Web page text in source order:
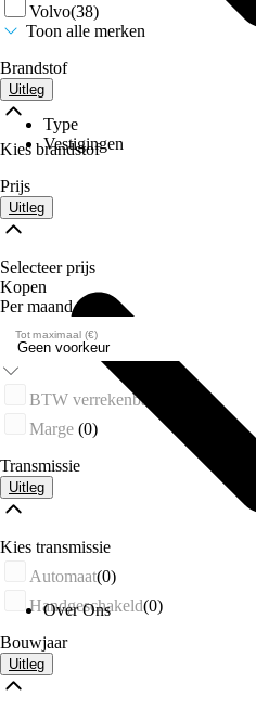
Type
Vestigingen
Over Ons
Volvo(38)
Toon alle merken
Brandstof
Uitleg
Kies brandstof
Prijs
Uitleg
Selecteer prijs
Kopen
Per maand
Tot maximaal (€)
BTW verrekenbaar
Marge (0)
Transmissie
Uitleg
Kies transmissie
Automaat(0)
Handgeschakeld(0)
Bouwjaar
Uitleg